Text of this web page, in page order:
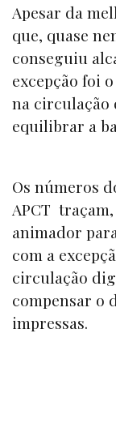
Apesar da
que, quase
conseguiu
excepção foi o
na circulação
equilibrar a
Os números
APCT
animador
com a
circulação
compensar o
impressas.